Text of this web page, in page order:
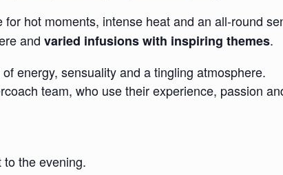
hot moments, intense heat and an all-round
and varied infusions with inspiring themes.
energy, sensuality and a tingling atmosphere.
team, who use their experience, passion
the evening.